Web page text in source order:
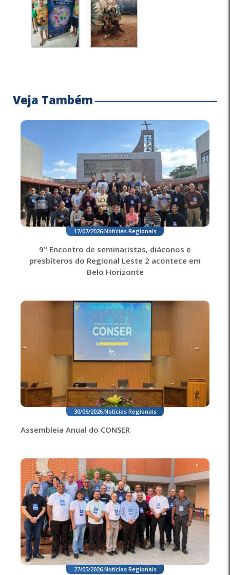
Veja Também
17/07/2026. Notícias Regionais
9º Encontro de seminaristas, diáconos e
presbíteros do Regional Leste 2 acontece em
Belo Horizonte
30/06/2026. Notícias Regionais
Assembleia Anual do CONSER
27/05/2026. Notícias Regionais